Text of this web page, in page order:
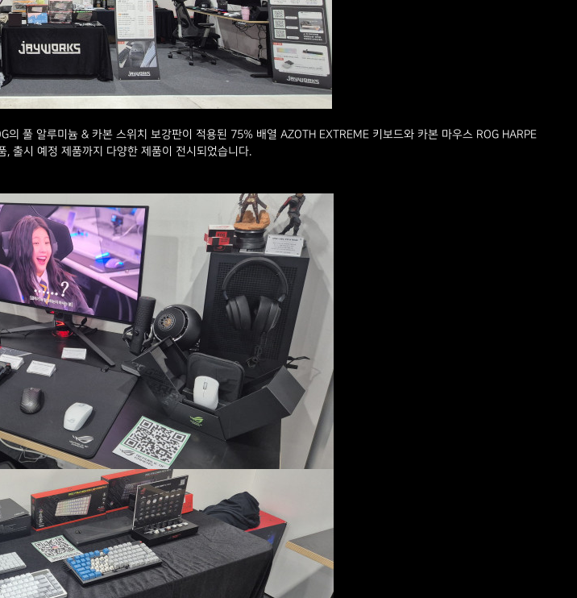
풀 알루미늄 & 카본 스위치 보강판이 적용된 75% 배열 AZOTH EXTREME 키보드와 카본 마우스 ROG HARPE
출시 예정 제품까지 다양한 제품이 전시되었습니다.